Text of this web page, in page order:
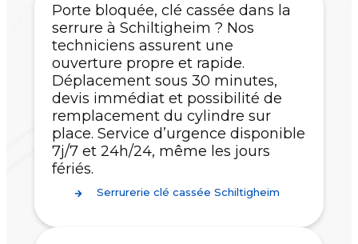
Porte bloquée, clé cassée dans la
serrure à Schiltigheim ? Nos
techniciens assurent une
ouverture propre et rapide.
Déplacement sous 30 minutes,
devis immédiat et possibilité de
remplacement du cylindre sur
place. Service d’urgence disponible
7j/7 et 24h/24, même les jours
fériés.
Serrurerie clé cassée Schiltigheim